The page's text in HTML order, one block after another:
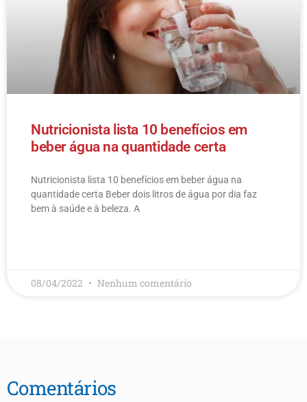
Nutricionista lista 10 benefícios em
beber água na quantidade certa
Nutricionista lista 10 benefícios em beber água na
quantidade certa Beber dois litros de água por dia faz
bem à saúde e à beleza. A
08/04/2022 Nenhum comentário
Comentários